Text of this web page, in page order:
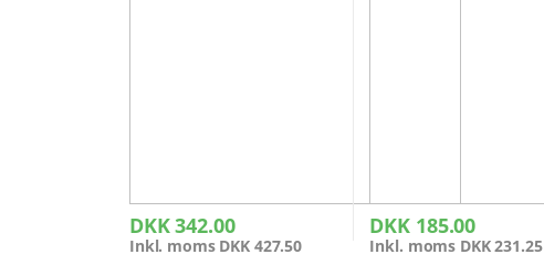
DKK342.00
Inkl. moms DKK 427.50
DKK 185.00
Inkl. moms DKK231.25